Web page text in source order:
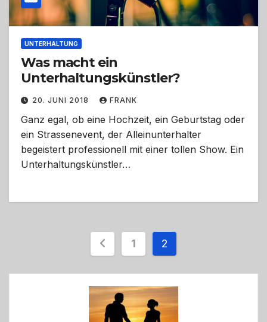
UNTERHALTUNG
Was macht ein
Unterhaltungskünstler?
20. JUNI 2018 FRANK
Ganz egal, ob eine Hochzeit, ein Geburtstag oder
ein Strassenevent, der Alleinunterhalter
begeistert professionell mit einer tollen Show. Ein
Unterhaltungskünstler…
der
Beiträge
1 2